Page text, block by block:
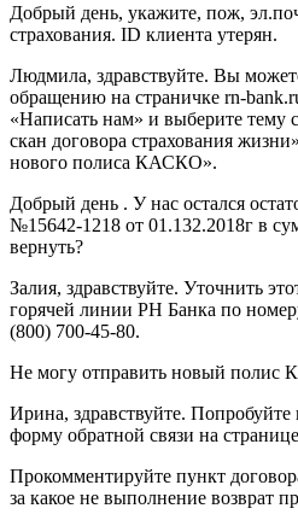
Добрый день, укажите, пож,
страхования. ID клиента утерян.
Людмила, здравствуйте. Вы
обращению на страничке rn-
«Написать нам» и выберите
скан договора страхования
нового полиса КАСКО».
Добрый день . У нас остался
№15642-1218 от 01.132.2018г в
вернуть?
Залия, здравствуйте. Уточнить
горячей линии РН Банка по
(800) 700-45-80.
Не могу отправить новый полис
Ирина, здравствуйте. Попробуйте
форму обратной связи на
Прокомментируйте пункт
за какое не выполнение возврат